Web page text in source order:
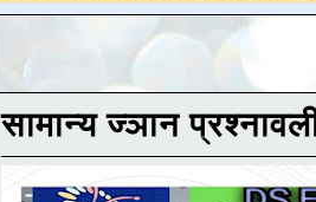
सामान्य ज्ञान